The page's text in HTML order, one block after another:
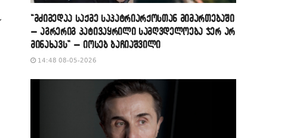
“მძიმედაა საქმე საპატრიარქოსთან მიმართებაში
– აგრერიგ პატივაყრილი სამღვდელოება ჯერ არ
მინახავს” – იოსებ ბაჩიაშვილი
14:48 08-05-2026